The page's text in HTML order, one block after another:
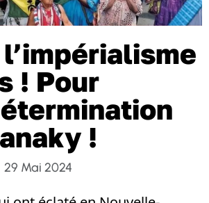
! Pour
!
29 Mai 2024